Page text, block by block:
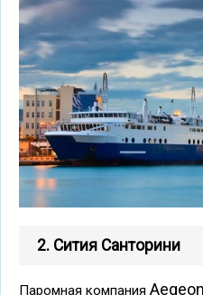
2. Сития Санторини
Паромная компания